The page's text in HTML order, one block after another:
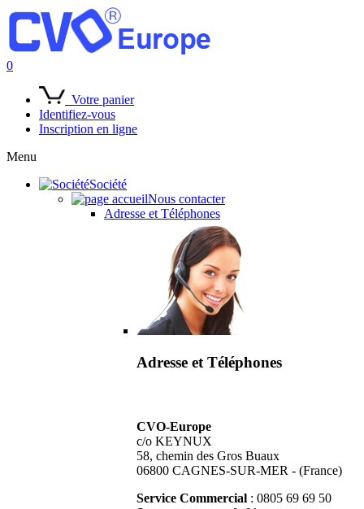
0
Votre panier
Identifiez-vous
Inscription en ligne
Menu
Société
Nous contacter
Adresse et Téléphones
Adresse et Téléphones
CVO-Europe
c/o KEYNUX
58, chemin des Gros Buaux
06800 CAGNES-SUR-MER - (France)
Service Commercial : 0805 69 69 50